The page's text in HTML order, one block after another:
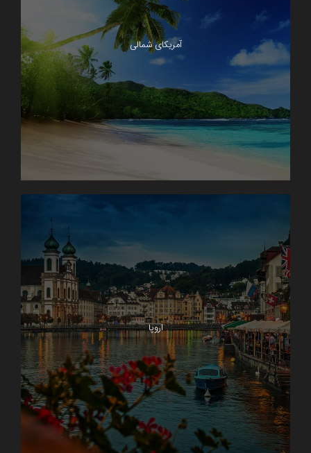
آمریکای شمالی
اروپا